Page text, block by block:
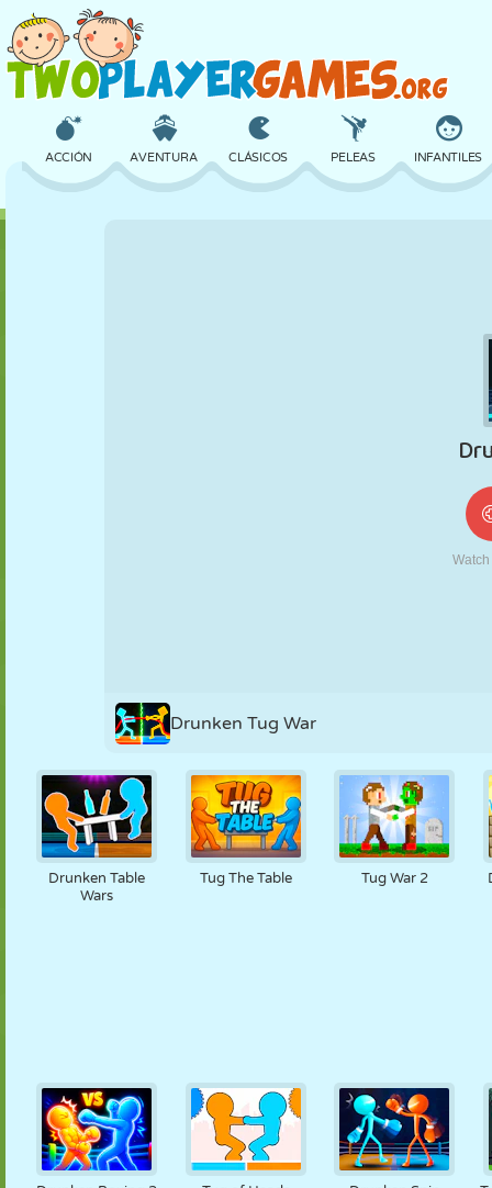
ACCIÓN AVENTURA CLÁSICOS PELEAS INFANTILES
DINOSAURIOS
LABERINTOS
ROBOTS
Drunken Tug War
Drunken Table
Wars
Tug The Table Tug War 2